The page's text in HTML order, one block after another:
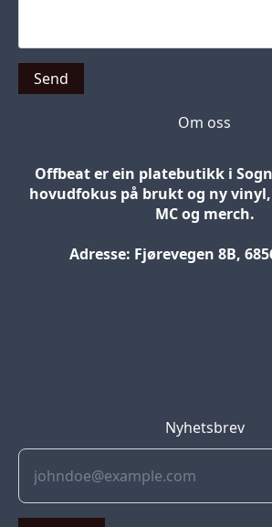
Send
Om oss
Offbeat er ein platebutikk i
hovudfokus på brukt og ny vinyl,
MC og merch.
Adresse: Fjørevegen 8B,
Nyhetsbrev